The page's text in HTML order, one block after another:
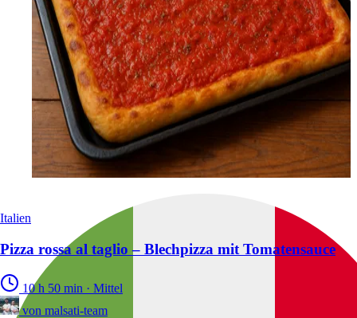
Italien
Pizza rossa al taglio – Blechpizza mit Tomatensauce
10 h 50 min · Mittel
von malsati-team